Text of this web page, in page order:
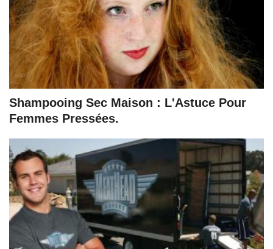
Shampooing Sec Maison : L'Astuce Pour
Femmes Pressées.